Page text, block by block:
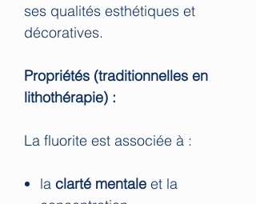
ses qualités esthétiques et
décoratives.
Propriétés (traditionnelles en
lithothérapie) :
La fluorite est associée à :
la clarté mentale et la